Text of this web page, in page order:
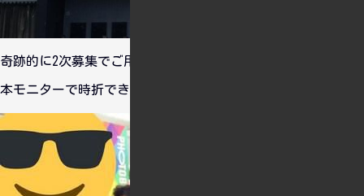
奇跡的に2次募集でご用意されましたが最後尾だったので、基
本モニターで時折できる隙間からキャストを観ていました。